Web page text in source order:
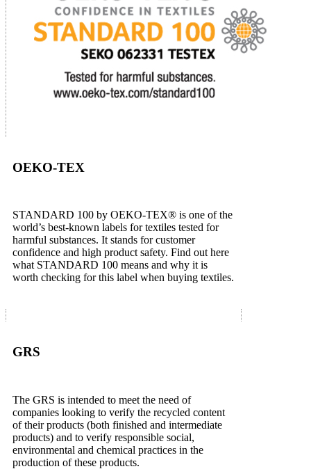
OEKO-TEX
STANDARD 100 by OEKO-TEX® is one of the
world’s best-known labels for textiles tested for
harmful substances. It stands for customer
confidence and high product safety. Find out here
what STANDARD 100 means and why it is
worth checking for this label when buying textiles.
GRS
The GRS is intended to meet the need of
companies looking to verify the recycled content
of their products (both finished and intermediate
products) and to verify responsible social,
environmental and chemical practices in the
production of these products.